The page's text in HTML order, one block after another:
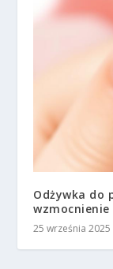
Odżywka do
25 września 2025